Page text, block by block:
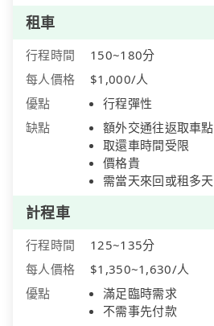
租車
行程時間
150~180分
每人價格
$1,000/人
優點
行程彈性
缺點
額外交通往返取車點
取還車時間受限
價格貴
需當天來回或租多天
計程車
行程時間
125~135分
每人價格
$1,350~1,630/人
優點
滿足臨時需求
不需事先付款